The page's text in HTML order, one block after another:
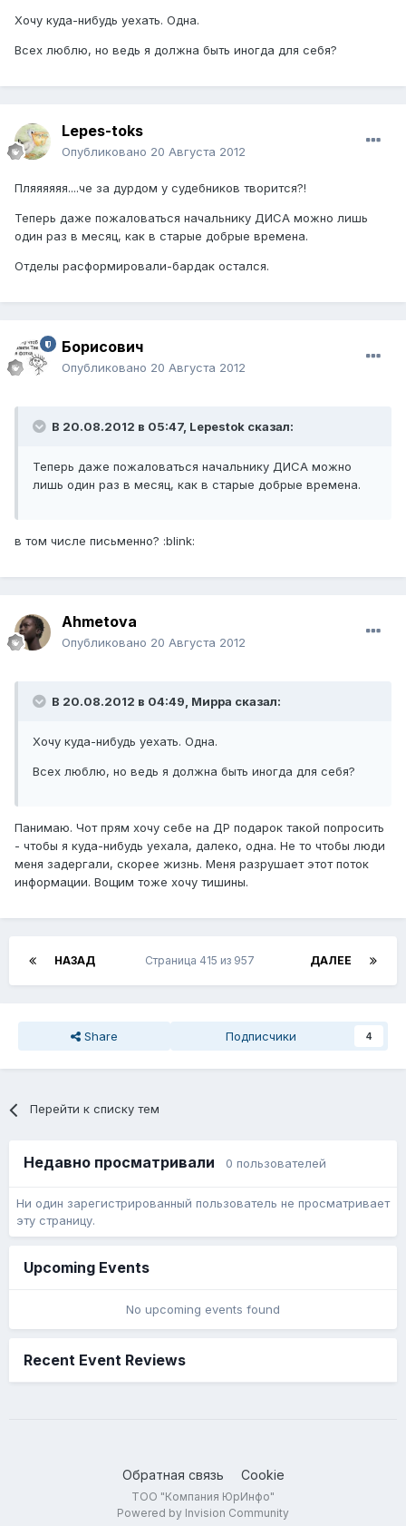
Хочу куда-нибудь уехать. Одна.
Всех люблю, но ведь я должна быть иногда для себя?
Lepes-toks
Опубликовано 20 Августа 2012
Пляяяяяя....че за дурдом у судебников творится?!
Теперь даже пожаловаться начальнику ДИСА можно лишь
один раз в месяц, как в старые добрые времена.
Отделы расформировали-бардак остался.
Борисович
Опубликовано 20 Августа 2012
В 20.08.2012 в 05:47, Lepestok сказал:
Теперь даже пожаловаться начальнику ДИСА можно
лишь один раз в месяц, как в старые добрые времена.
в том числе письменно? :blink:
Ahmetova
Опубликовано 20 Августа 2012
В 20.08.2012 в 04:49, Мирра сказал:
Хочу куда-нибудь уехать. Одна.
Всех люблю, но ведь я должна быть иногда для себя?
Панимаю. Чот прям хочу себе на ДР подарок такой попросить
- чтобы я куда-нибудь уехала, далеко, одна. Не то чтобы люди
меня задергали, скорее жизнь. Меня разрушает этот поток
информации. Вощим тоже хочу тишины.
НАЗАД ДАЛЕЕ
Страница 415 из 957
Share Подписчики 4
Перейти к списку тем
Недавно просматривали 0 пользователей
Ни один зарегистрированный пользователь не просматривает
эту страницу.
Upcoming Events
No upcoming events found
Recent Event Reviews
Обратная связь Cookie
ТОО "Компания ЮрИнфо"
Powered by Invision Community